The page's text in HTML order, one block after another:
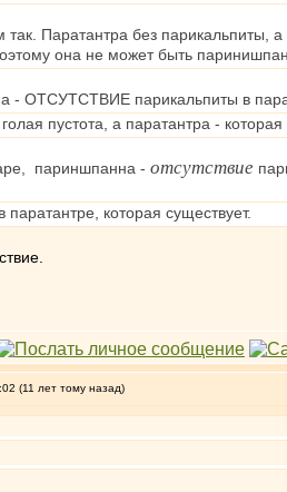
так. Паратантра без парикальпиты,
она не может быть
- ОТСУТСТВИЕ парикальпиты в
пустота, а паратантра - которая
париншпанна - отсутствие
паратантре, которая существует.
(11 лет тому назад)